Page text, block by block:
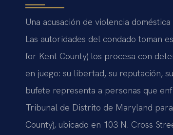
Una acusación de violencia
Las autoridades del condado toman
for Kent County) los procesa con
en juego: su libertad, su reputación,
bufete representa a personas que
Tribunal de Distrito de Maryland
County), ubicado en 103 N. Cross